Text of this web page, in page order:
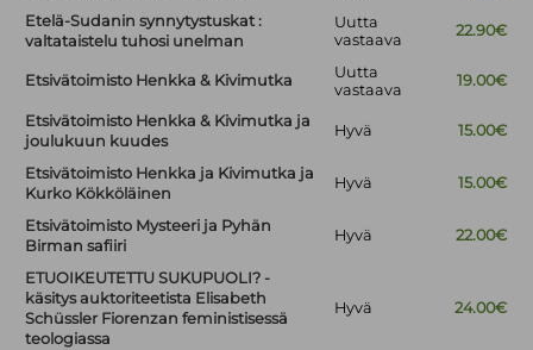
Etelä-Sudanin synnytystuskat :
valtataistelu tuhosi unelman
Uutta
vastaava
22.90€
Etsivätoimisto Henkka & Kivimutka
Uutta
vastaava
19.00€
Etsivätoimisto Henkka & Kivimutka ja
joulukuun kuudes
Hyvä 15.00€
Etsivätoimisto Henkka ja Kivimutka ja
Kurko Kökköläinen
Hyvä 15.00€
Etsivätoimisto Mysteeri ja Pyhän
Birman safiiri
Hyvä 22.00€
ETUOIKEUTETTU SUKUPUOLI? -
käsitys auktoriteetista Elisabeth
Schüssler Fiorenzan feministisessä
teologiassa
Hyvä 24.00€